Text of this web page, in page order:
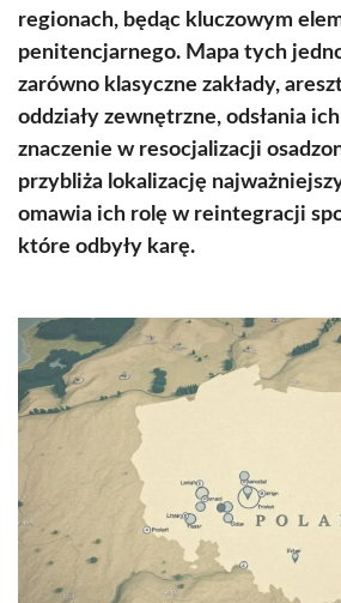
regionach, będąc kluczowym
penitencjarnego. Mapa tych
zarówno klasyczne zakłady,
oddziały zewnętrzne, odsłania
znaczenie w resocjalizacji
przybliża lokalizację
omawia ich rolę w reintegracji
które odbyły karę.